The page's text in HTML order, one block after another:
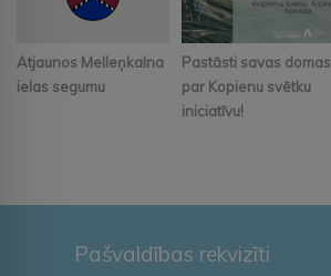
Atjaunos Melleņkalna
ielas segumu
Pastāsti savas domas
par Kopienu svētku
iniciatīvu!
Pašvaldības rekvizīti